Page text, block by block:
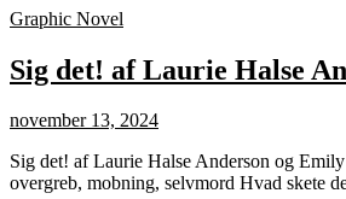
Graphic Novel
Sig det! af Laurie Halse
november 13, 2024
Sig det! af Laurie Halse Anderson og
overgreb, mobning, selvmord Hvad skete